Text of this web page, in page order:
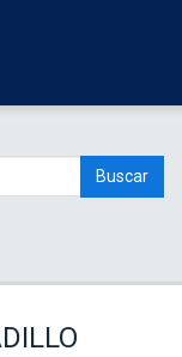
Buscar